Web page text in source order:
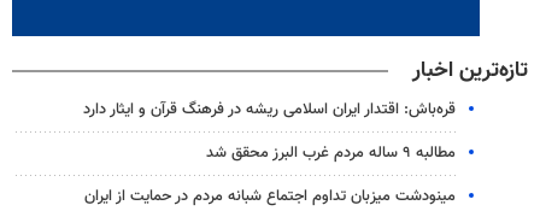
تازه‌ترین اخبار
قره‌باش: اقتدار ایران اسلامی ریشه در فرهنگ قرآن و ایثار دارد
مطالبه ۹ ساله مردم غرب البرز محقق شد
مینودشت میزبان تداوم اجتماع شبانه مردم در حمایت از ایران